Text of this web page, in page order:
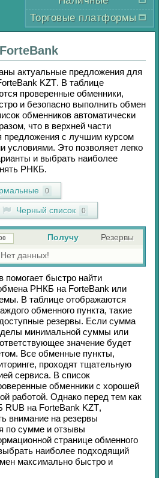
Торговые платформы
ForteBank
актуальные предложения для
KZT. В таблице
проверенные обменники,
и безопасно выполнить обмен
обменников автоматически
что в верхней части
предложения с лучшим курсом
условиями. Это позволяет легко
и выбрать наиболее
РНКБ.
0
Черный список 0
Получу
Резервы
Нет данных!
помогает быстро найти
РНКБ на ForteBank или
В таблице отображаются
обменного пункта, такие
резервы. Если сумма
минимальной суммы или
значение будет
Все обменные пункты,
проходят тщательную
сервиса. В список
обменники с хорошей
работой. Однако перед тем как
RUB на ForteBank KZT,
внимание на резервы
по сумме и отзывы
странице обменного
наиболее подходящий
максимально быстро и